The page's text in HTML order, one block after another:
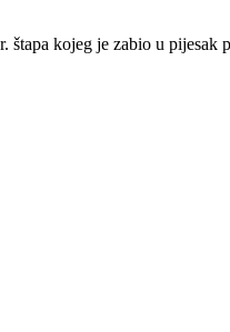
štapa kojeg je zabio u